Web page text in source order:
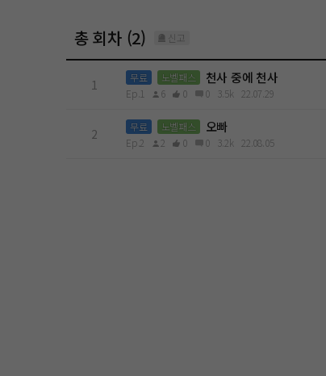
총 회차 (2) 신고
1 무료 노벨패스 천사 중에 천사
Ep.1 6 0 0 3.5k 22.07.29
2 무료 노벨패스 오빠
Ep.2 2 0 0 3.2k 22.08.05